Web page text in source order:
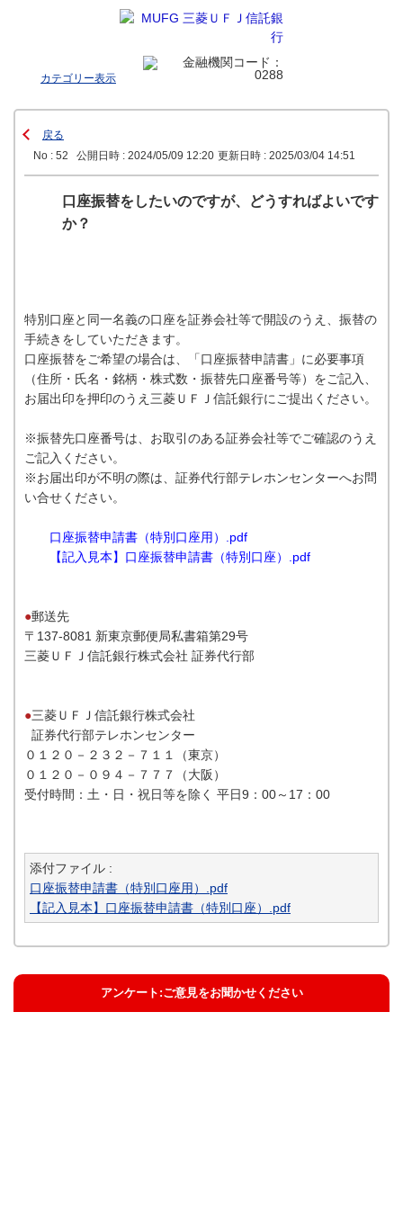
カテゴリー表示
戻る
No : 52
公開日時 : 2024/05/09 12:20 更新日時 : 2025/03/04 14:51
口座振替をしたいのですが、どうすればよいです
か？
特別口座と同一名義の口座を証券会社等で開設のうえ、振替の
手続きをしていただきます。
口座振替をご希望の場合は、「口座振替申請書」に必要事項
（住所・氏名・銘柄・株式数・振替先口座番号等）をご記入、
お届出印を押印のうえ三菱ＵＦＪ信託銀行にご提出ください。
※振替先口座番号は、お取引のある証券会社等でご確認のうえ
ご記入ください。
※お届出印が不明の際は、証券代行部テレホンセンターへお問
い合せください。
口座振替申請書（特別口座用）.pdf
【記入見本】口座振替申請書（特別口座）.pdf
●郵送先
〒137-8081 新東京郵便局私書箱第29号
三菱ＵＦＪ信託銀行株式会社 証券代行部
●三菱ＵＦＪ信託銀行株式会社
証券代行部テレホンセンター
０１２０－２３２－７１１（東京）
０１２０－０９４－７７７（大阪）
受付時間：土・日・祝日等を除く 平日9：00～17：00
添付ファイル :
口座振替申請書（特別口座用）.pdf
【記入見本】口座振替申請書（特別口座）.pdf
アンケート:ご意見をお聞かせください